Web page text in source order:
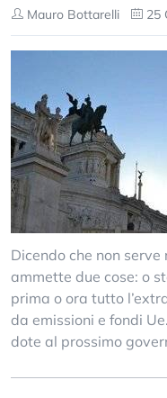
Mauro Bottarelli 25
Dicendo che non
ammette due cose: o
prima o ora tutto
da emissioni e fondi
dote al prossimo